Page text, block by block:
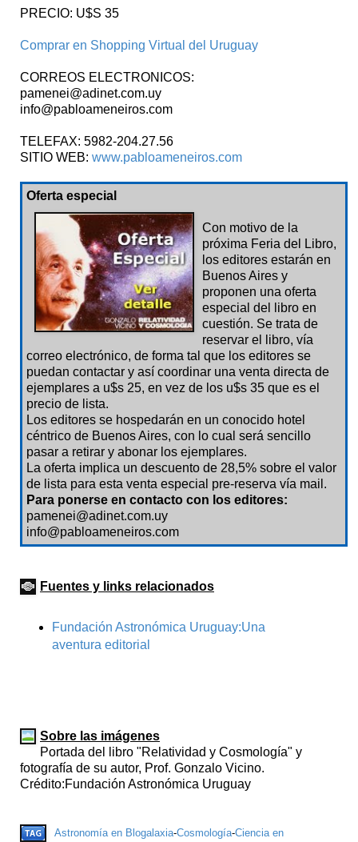
PRECIO: U$S 35
Comprar en Shopping Virtual del Uruguay
CORREOS ELECTRONICOS:
pamenei@adinet.com.uy
info@pabloameneiros.com
TELEFAX: 5982-204.27.56
SITIO WEB: www.pabloameneiros.com
Oferta especial
Con motivo de la
próxima Feria del Libro,
los editores estarán en
Buenos Aires y
proponen una oferta
especial del libro en
cuestión. Se trata de
reservar el libro, vía
correo electrónico, de forma tal que los editores se
puedan contactar y así coordinar una venta directa de
ejemplares a u$s 25, en vez de los u$s 35 que es el
precio de lista.
Los editores se hospedarán en un conocido hotel
céntrico de Buenos Aires, con lo cual será sencillo
pasar a retirar y abonar los ejemplares.
La oferta implica un descuento de 28,5% sobre el valor
de lista para esta venta especial pre-reserva vía mail.
Para ponerse en contacto con los editores:
pamenei@adinet.com.uy
info@pabloameneiros.com
Fuentes y links relacionados
Fundación Astronómica Uruguay:Una
aventura editorial
Sobre las imágenes
Portada del libro "Relatividad y Cosmología" y
fotografía de su autor, Prof. Gonzalo Vicino.
Crédito:Fundación Astronómica Uruguay
Astronomía en Blogalaxia-Cosmología-Ciencia en